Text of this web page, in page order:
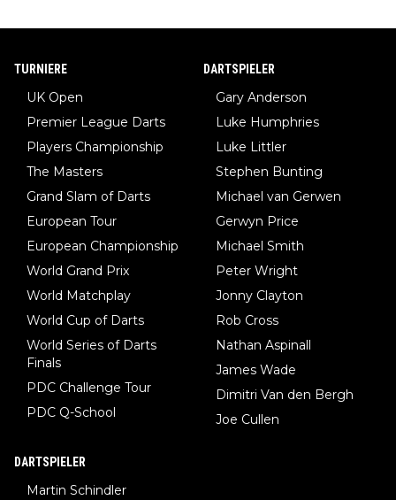
TURNIERE
UK Open
Premier League Darts
Players Championship
The Masters
Grand Slam of Darts
European Tour
European Championship
World Grand Prix
World Matchplay
World Cup of Darts
World Series of Darts
Finals
PDC Challenge Tour
PDC Q-School
DARTSPIELER
Gary Anderson
Luke Humphries
Luke Littler
Stephen Bunting
Michael van Gerwen
Gerwyn Price
Michael Smith
Peter Wright
Jonny Clayton
Rob Cross
Nathan Aspinall
James Wade
Dimitri Van den Bergh
Joe Cullen
DARTSPIELER
Martin Schindler